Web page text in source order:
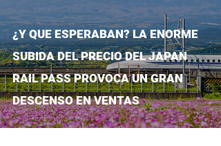
¿Y QUE ESPERABAN? LA ENORME
SUBIDA DEL PRECIO DEL JAPAN
RAIL PASS PROVOCA UN GRAN
DESCENSO EN VENTAS